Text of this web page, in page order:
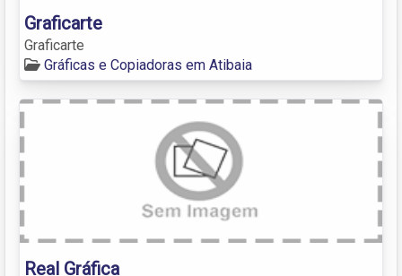
Graficarte
Graficarte
Gráficas e Copiadoras em Atibaia
Real Gráfica